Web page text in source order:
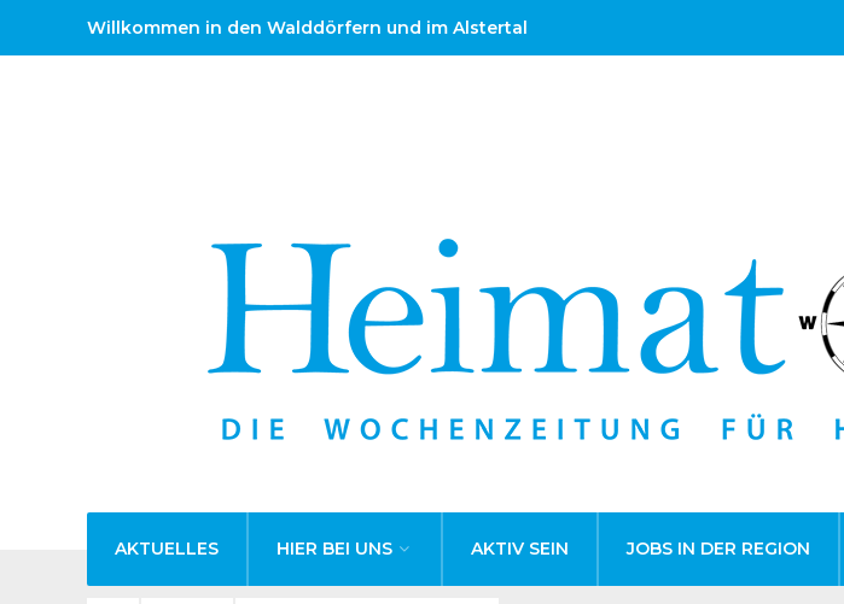
Willkommen in den Walddörfern und im Alstertal
AKTUELLES HIER BEI UNS AKTIV SEIN JOBS IN DER REGION